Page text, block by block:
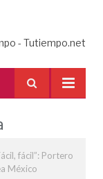
- Tutiempo.net
fácil”: Portero
México